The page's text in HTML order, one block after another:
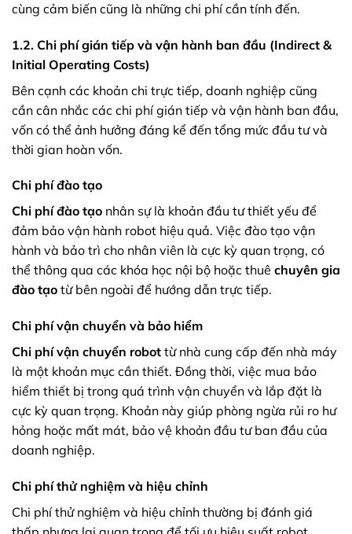
cùng cảm biến cũng là những chi phí cần tính đến.
1.2. Chi phí gián tiếp và vận hành ban đầu (Indirect &
Initial Operating Costs)
Bên cạnh các khoản chi trực tiếp, doanh nghiệp cũng
cần cân nhắc các chi phí gián tiếp và vận hành ban đầu,
vốn có thể ảnh hưởng đáng kể đến tổng mức đầu tư và
thời gian hoàn vốn.
Chi phí đào tạo
Chi phí đào tạo nhân sự là khoản đầu tư thiết yếu để
đảm bảo vận hành robot hiệu quả. Việc đào tạo vận
hành và bảo trì cho nhân viên là cực kỳ quan trọng, có
thể thông qua các khóa học nội bộ hoặc thuê chuyên gia
đào tạo từ bên ngoài để hướng dẫn trực tiếp.
Chi phí vận chuyển và bảo hiểm
Chi phí vận chuyển robot từ nhà cung cấp đến nhà máy
là một khoản mục cần thiết. Đồng thời, việc mua bảo
hiểm thiết bị trong quá trình vận chuyển và lắp đặt là
cực kỳ quan trọng. Khoản này giúp phòng ngừa rủi ro hư
hỏng hoặc mất mát, bảo vệ khoản đầu tư ban đầu của
doanh nghiệp.
Chi phí thử nghiệm và hiệu chỉnh
Chi phí thử nghiệm và hiệu chỉnh thường bị đánh giá